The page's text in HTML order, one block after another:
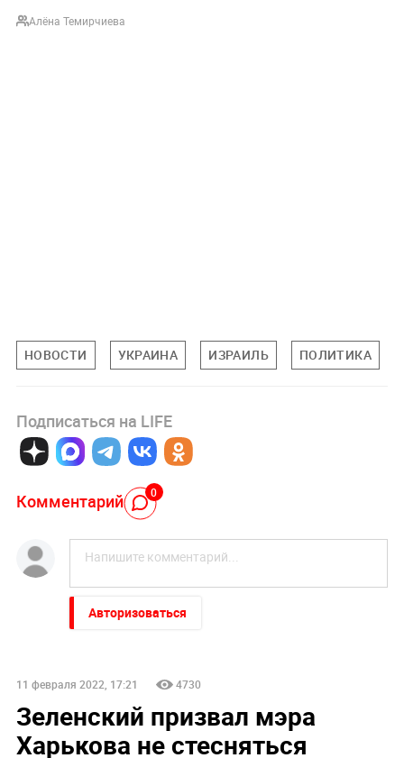
Алёна Темирчиева
НОВОСТИ УКРАИНА ИЗРАИЛЬ ПОЛИТИКА
Подписаться на LIFE
Комментарий 0
Авторизоваться
11 февраля 2022, 17:21 4730
Зеленский призвал мэра
Харькова не стесняться